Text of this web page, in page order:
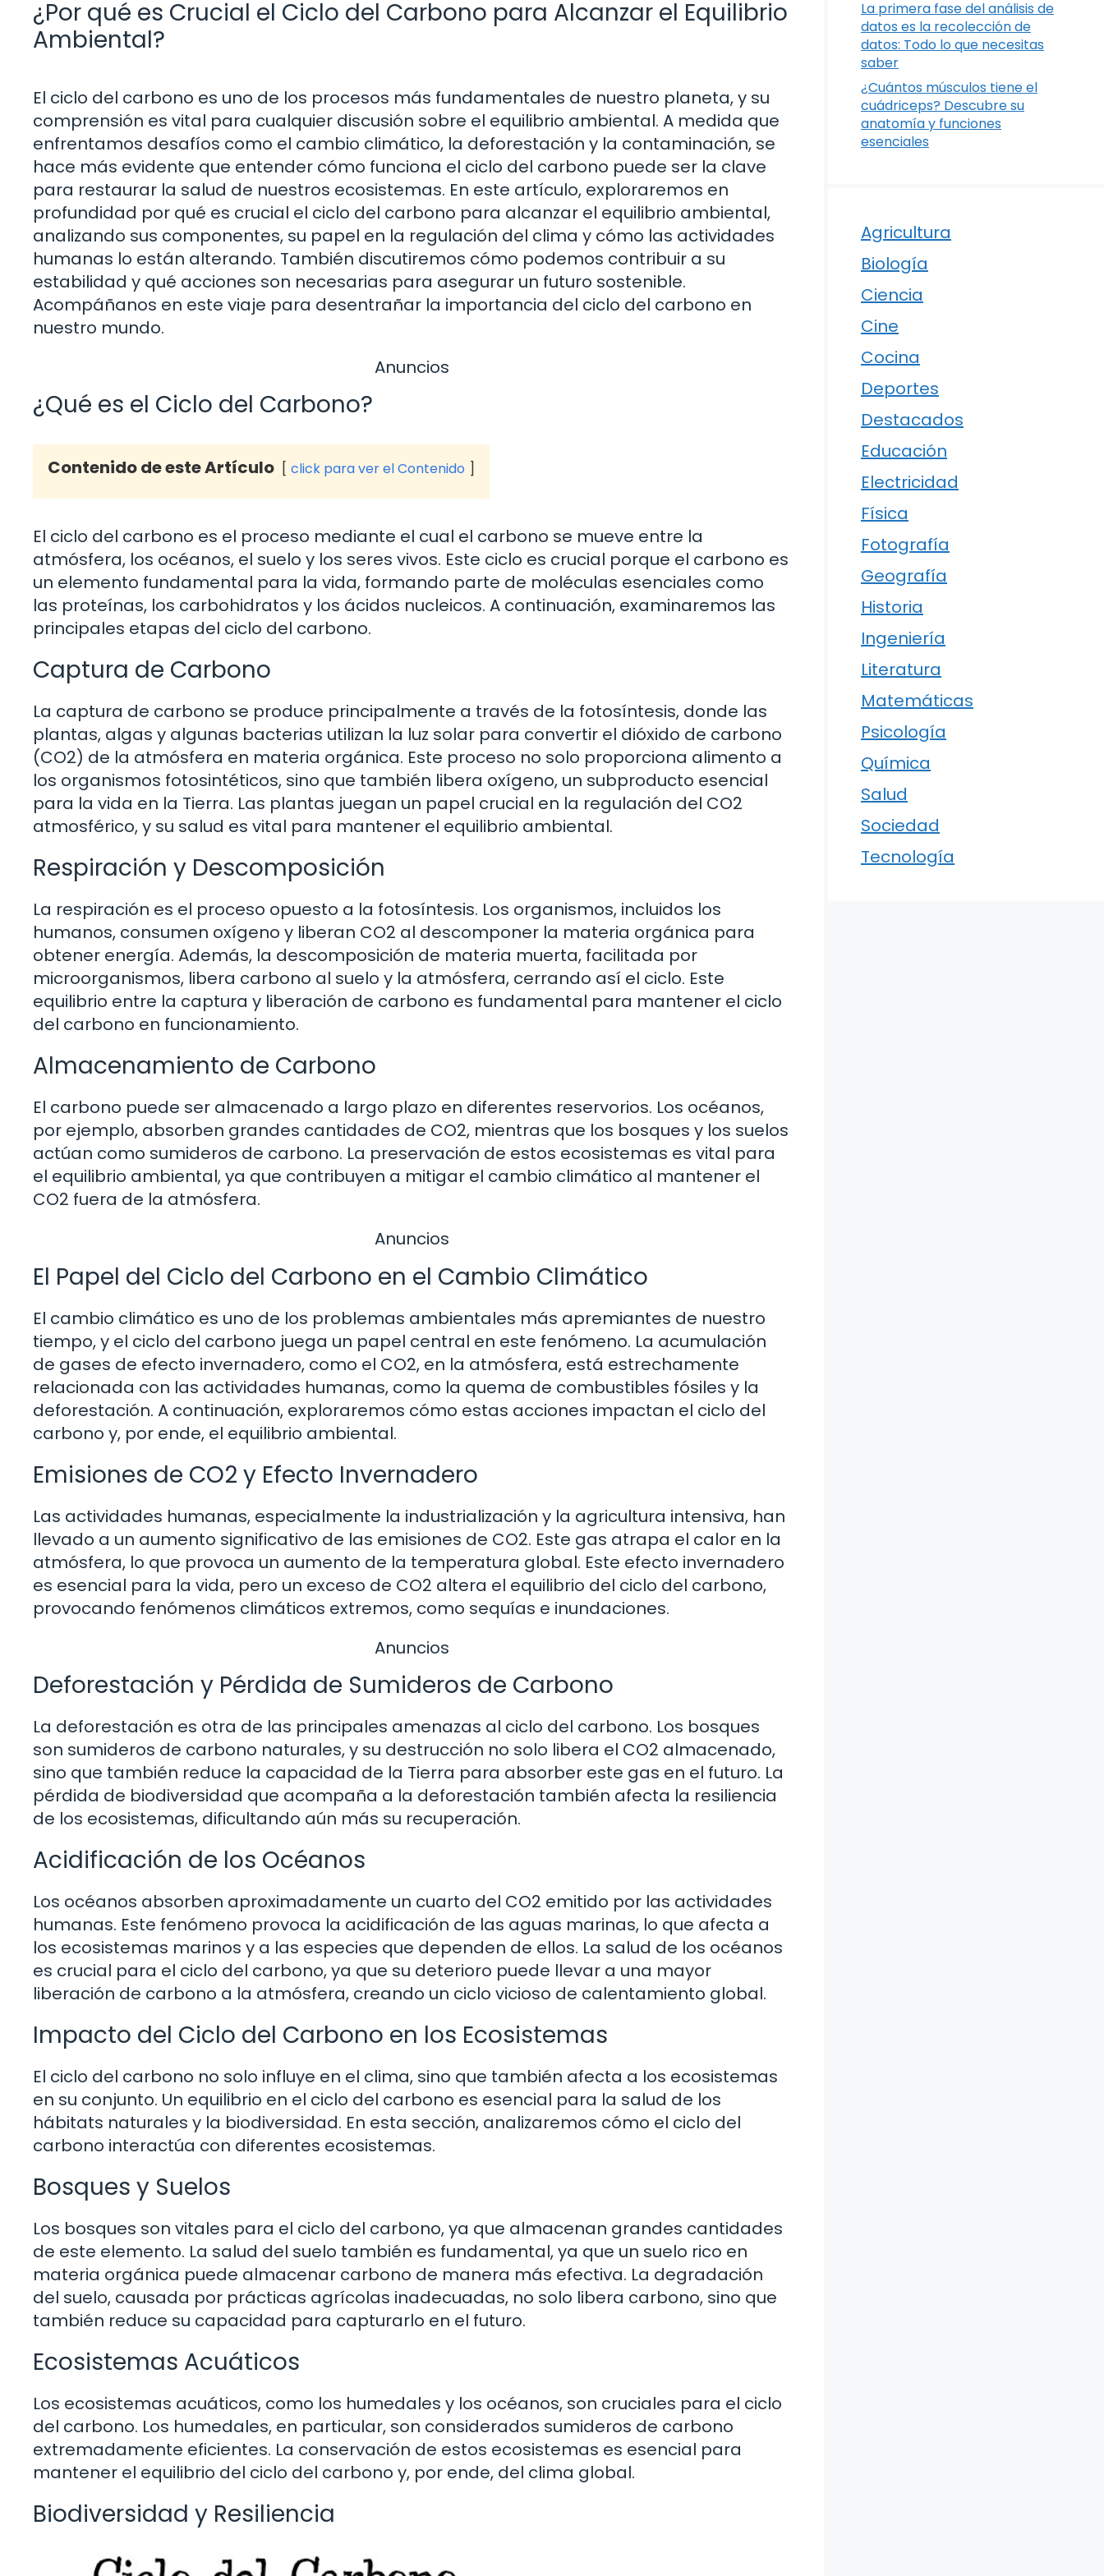
¿Por qué es Crucial el Ciclo del Carbono para Alcanzar el Equilibrio
Ambiental?
El ciclo del carbono es uno de los procesos más fundamentales de nuestro planeta, y su
comprensión es vital para cualquier discusión sobre el equilibrio ambiental. A medida que
enfrentamos desafíos como el cambio climático, la deforestación y la contaminación, se
hace más evidente que entender cómo funciona el ciclo del carbono puede ser la clave
para restaurar la salud de nuestros ecosistemas. En este artículo, exploraremos en
profundidad por qué es crucial el ciclo del carbono para alcanzar el equilibrio ambiental,
analizando sus componentes, su papel en la regulación del clima y cómo las actividades
humanas lo están alterando. También discutiremos cómo podemos contribuir a su
estabilidad y qué acciones son necesarias para asegurar un futuro sostenible.
Acompáñanos en este viaje para desentrañar la importancia del ciclo del carbono en
nuestro mundo.
Anuncios
¿Qué es el Ciclo del Carbono?
Contenido de este Artículo click para ver el Contenido
El ciclo del carbono es el proceso mediante el cual el carbono se mueve entre la
atmósfera, los océanos, el suelo y los seres vivos. Este ciclo es crucial porque el carbono es
un elemento fundamental para la vida, formando parte de moléculas esenciales como
las proteínas, los carbohidratos y los ácidos nucleicos. A continuación, examinaremos las
principales etapas del ciclo del carbono.
Captura de Carbono
La captura de carbono se produce principalmente a través de la fotosíntesis, donde las
plantas, algas y algunas bacterias utilizan la luz solar para convertir el dióxido de carbono
(CO2) de la atmósfera en materia orgánica. Este proceso no solo proporciona alimento a
los organismos fotosintéticos, sino que también libera oxígeno, un subproducto esencial
para la vida en la Tierra. Las plantas juegan un papel crucial en la regulación del CO2
atmosférico, y su salud es vital para mantener el equilibrio ambiental.
Respiración y Descomposición
La respiración es el proceso opuesto a la fotosíntesis. Los organismos, incluidos los
humanos, consumen oxígeno y liberan CO2 al descomponer la materia orgánica para
obtener energía. Además, la descomposición de materia muerta, facilitada por
microorganismos, libera carbono al suelo y la atmósfera, cerrando así el ciclo. Este
equilibrio entre la captura y liberación de carbono es fundamental para mantener el ciclo
del carbono en funcionamiento.
Almacenamiento de Carbono
El carbono puede ser almacenado a largo plazo en diferentes reservorios. Los océanos,
por ejemplo, absorben grandes cantidades de CO2, mientras que los bosques y los suelos
actúan como sumideros de carbono. La preservación de estos ecosistemas es vital para
el equilibrio ambiental, ya que contribuyen a mitigar el cambio climático al mantener el
CO2 fuera de la atmósfera.
Anuncios
El Papel del Ciclo del Carbono en el Cambio Climático
El cambio climático es uno de los problemas ambientales más apremiantes de nuestro
tiempo, y el ciclo del carbono juega un papel central en este fenómeno. La acumulación
de gases de efecto invernadero, como el CO2, en la atmósfera, está estrechamente
relacionada con las actividades humanas, como la quema de combustibles fósiles y la
deforestación. A continuación, exploraremos cómo estas acciones impactan el ciclo del
carbono y, por ende, el equilibrio ambiental.
Emisiones de CO2 y Efecto Invernadero
Las actividades humanas, especialmente la industrialización y la agricultura intensiva, han
llevado a un aumento significativo de las emisiones de CO2. Este gas atrapa el calor en la
atmósfera, lo que provoca un aumento de la temperatura global. Este efecto invernadero
es esencial para la vida, pero un exceso de CO2 altera el equilibrio del ciclo del carbono,
provocando fenómenos climáticos extremos, como sequías e inundaciones.
Anuncios
Deforestación y Pérdida de Sumideros de Carbono
La deforestación es otra de las principales amenazas al ciclo del carbono. Los bosques
son sumideros de carbono naturales, y su destrucción no solo libera el CO2 almacenado,
sino que también reduce la capacidad de la Tierra para absorber este gas en el futuro. La
pérdida de biodiversidad que acompaña a la deforestación también afecta la resiliencia
de los ecosistemas, dificultando aún más su recuperación.
Acidificación de los Océanos
Los océanos absorben aproximadamente un cuarto del CO2 emitido por las actividades
humanas. Este fenómeno provoca la acidificación de las aguas marinas, lo que afecta a
los ecosistemas marinos y a las especies que dependen de ellos. La salud de los océanos
es crucial para el ciclo del carbono, ya que su deterioro puede llevar a una mayor
liberación de carbono a la atmósfera, creando un ciclo vicioso de calentamiento global.
Impacto del Ciclo del Carbono en los Ecosistemas
El ciclo del carbono no solo influye en el clima, sino que también afecta a los ecosistemas
en su conjunto. Un equilibrio en el ciclo del carbono es esencial para la salud de los
hábitats naturales y la biodiversidad. En esta sección, analizaremos cómo el ciclo del
carbono interactúa con diferentes ecosistemas.
Bosques y Suelos
Los bosques son vitales para el ciclo del carbono, ya que almacenan grandes cantidades
de este elemento. La salud del suelo también es fundamental, ya que un suelo rico en
materia orgánica puede almacenar carbono de manera más efectiva. La degradación
del suelo, causada por prácticas agrícolas inadecuadas, no solo libera carbono, sino que
también reduce su capacidad para capturarlo en el futuro.
Ecosistemas Acuáticos
Los ecosistemas acuáticos, como los humedales y los océanos, son cruciales para el ciclo
del carbono. Los humedales, en particular, son considerados sumideros de carbono
extremadamente eficientes. La conservación de estos ecosistemas es esencial para
mantener el equilibrio del ciclo del carbono y, por ende, del clima global.
Biodiversidad y Resiliencia
La primera fase del análisis de
datos es la recolección de
datos: Todo lo que necesitas
saber
¿Cuántos músculos tiene el
cuádriceps? Descubre su
anatomía y funciones
esenciales
Agricultura
Biología
Ciencia
Cine
Cocina
Deportes
Destacados
Educación
Electricidad
Física
Fotografía
Geografía
Historia
Ingeniería
Literatura
Matemáticas
Psicología
Química
Salud
Sociedad
Tecnología